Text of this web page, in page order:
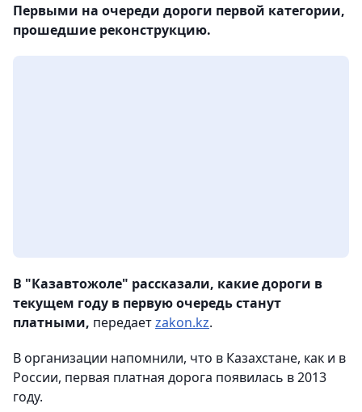
Первыми на очереди дороги первой категории,
прошедшие реконструкцию.
В "Казавтожоле" рассказали, какие дороги в
текущем году в первую очередь станут
платными, передаетzakon.kz.
В организации напомнили, что в Казахстане, как и в
России, первая платная дорога появилась в 2013
году.